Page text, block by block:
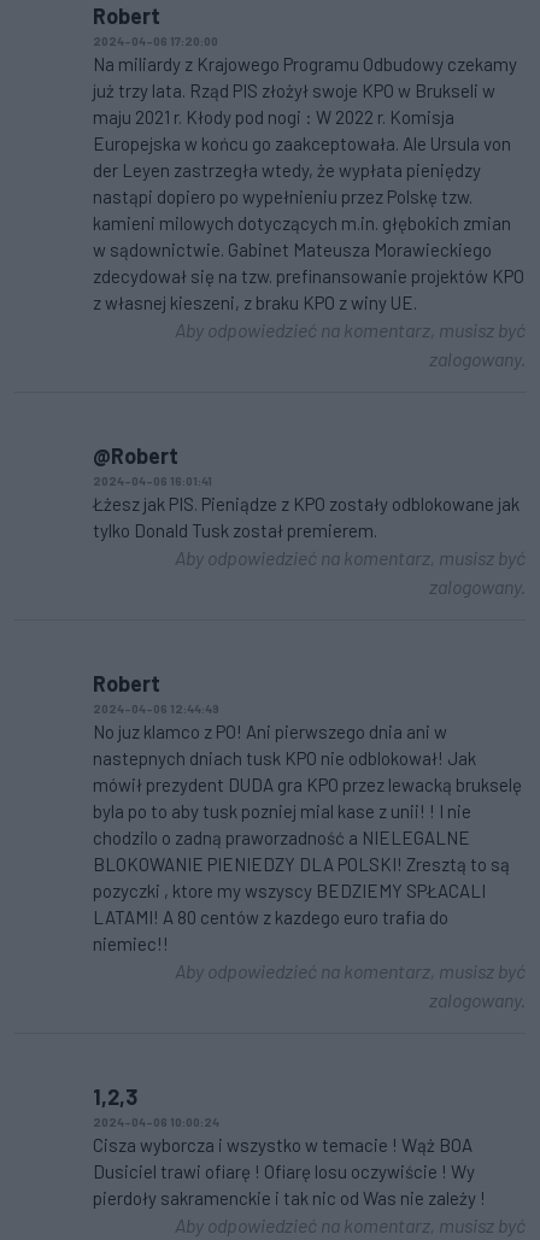
Robert
2024-04-06 17:20:00
Na miliardy z Krajowego Programu Odbudowy czekamy
już trzy lata. Rząd PIS złożył swoje KPO w Brukseli w
maju 2021 r. Kłody pod nogi : W 2022 r. Komisja
Europejska w końcu go zaakceptowała. Ale Ursula von
der Leyen zastrzegła wtedy, że wypłata pieniędzy
nastąpi dopiero po wypełnieniu przez Polskę tzw.
kamieni milowych dotyczących m.in. głębokich zmian
w sądownictwie. Gabinet Mateusza Morawieckiego
zdecydował się na tzw. prefinansowanie projektów KPO
z własnej kieszeni, z braku KPO z winy UE.
Aby odpowiedzieć na komentarz, musisz być
zalogowany.
@Robert
2024-04-06 16:01:41
Łżesz jak PIS. Pieniądze z KPO zostały odblokowane jak
tylko Donald Tusk został premierem.
Aby odpowiedzieć na komentarz, musisz być
zalogowany.
Robert
2024-04-06 12:44:49
No juz klamco z PO! Ani pierwszego dnia ani w
nastepnych dniach tusk KPO nie odblokował! Jak
mówił prezydent DUDA gra KPO przez lewacką brukselę
byla po to aby tusk pozniej mial kase z unii! ! I nie
chodzilo o zadną praworzadność a NIELEGALNE
BLOKOWANIE PIENIEDZY DLA POLSKI! Zresztą to są
pozyczki , ktore my wszyscy BEDZIEMY SPŁACALI
LATAMI! A 80 centów z kazdego euro trafia do
niemiec!!
Aby odpowiedzieć na komentarz, musisz być
zalogowany.
1,2,3
2024-04-06 10:00:24
Cisza wyborcza i wszystko w temacie ! Wąż BOA
Dusiciel trawi ofiarę ! Ofiarę losu oczywiście ! Wy
pierdoły sakramenckie i tak nic od Was nie zależy !
Aby odpowiedzieć na komentarz, musisz być